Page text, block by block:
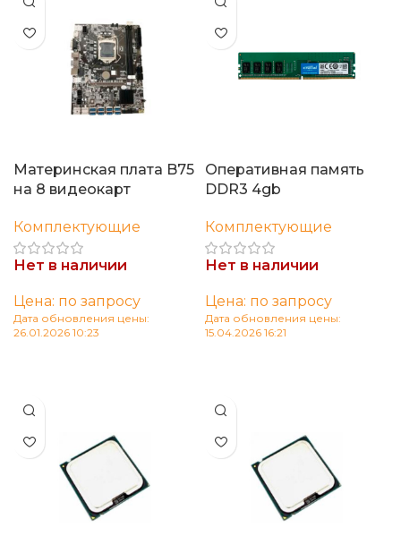
Материнская плата B75
на 8 видеокарт
Комплектующие
Нет в наличии
Цена: по запросу
Дата обновления цены:
26.01.2026 10:23
Оперативная память
DDR3 4gb
Комплектующие
Нет в наличии
Цена: по запросу
Дата обновления цены:
15.04.2026 16:21